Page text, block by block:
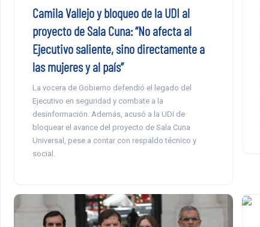
Camila Vallejo y bloqueo de la UDI al
proyecto de Sala Cuna: “No afecta al
Ejecutivo saliente, sino directamente a
las mujeres y al país”
La vocera de Gobierno defendió el legado del
Ejecutivo en seguridad y combate a la
desinformación. Además, acusó a la UDI de
bloquear el avance del proyecto de Sala Cuna
Universal, pese a contar con respaldo técnico y
social.